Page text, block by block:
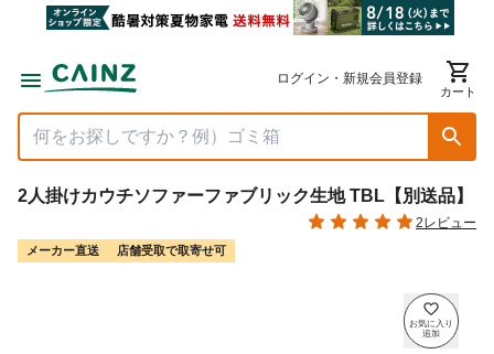
ログイン・新規会員登録
カート
2人掛けカウチソファーファブリック生地 TBL【別送品】
2レビュー
メーカー直送 店舗受取で取寄せ可